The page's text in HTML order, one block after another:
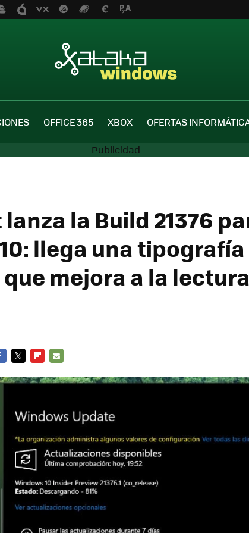
OFFICE 365 XBOX OFERTAS
la Build 21376
llega una
mejora a la
MAIL